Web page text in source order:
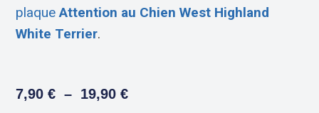
plaqueAttention au Chien West Highland
White Terrier.
7,90€ – 19,90€